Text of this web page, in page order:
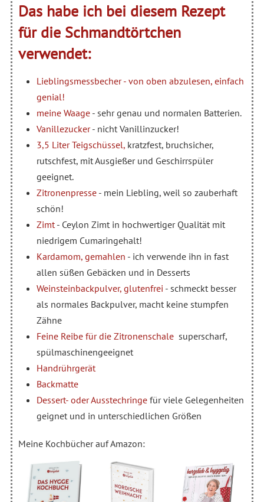
Das habe ich bei diesem Rezept
für die Schmandtörtchen
verwendet:
Lieblingsmessbecher - von oben abzulesen, einfach
genial!
meine Waage- sehr genau und normalen Batterien.
Vanillezucker- nicht Vanillinzucker!
3,5 Liter Teigschüssel,kratzfest, bruchsicher,
rutschfest, mit Ausgießer und Geschirrspüler
geeignet.
Zitronenpresse- mein Liebling, weil so zauberhaft
schön!
Zimt- Ceylon Zimt in hochwertiger Qualität mit
niedrigem Cumaringehalt!
Kardamom, gemahlen - ich verwende ihn in fast
allen süßen Gebäcken und in Desserts
Weinsteinbackpulver, glutenfrei - schmeckt besser
als normales Backpulver, macht keine stumpfen
Zähne
Feine Reibe für die Zitronenschale superscharf,
spülmaschinengeeignet
Handrührgerät
Backmatte
Dessert- oder Ausstechringefür viele Gelegenheiten
geignet und in unterschiedlichen Größen
Meine Kochbücher auf Amazon: